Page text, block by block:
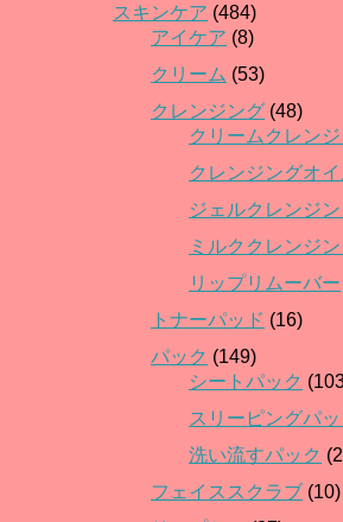
スキンケア (484)
アイケア (8)
クリーム (53)
クレンジング (48)
クリームクレン
クレンジングオ
ジェルクレンジ
ミルククレンジ
リップリムーバー
トナーパッド (16)
パック (149)
シートパック
スリーピングパッ
洗い流すパック
フェイススクラブ (10)